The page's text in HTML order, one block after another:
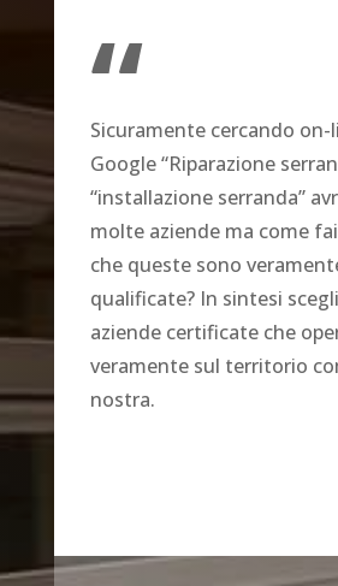
“
Sicuramente cercando on-
Google “Riparazione
“installazione serranda”
molte aziende ma come
che queste sono
qualificate? In sintesi
aziende certificate che
veramente sul territorio
nostra.